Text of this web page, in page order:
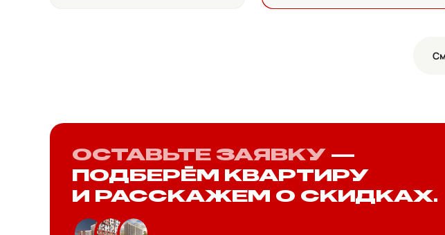
ОСТАВЬТЕ ЗАЯВКУ —
ПОДБЕРЁМ КВАРТИРУ
И РАССКАЖЕМ О СКИДКАХ.